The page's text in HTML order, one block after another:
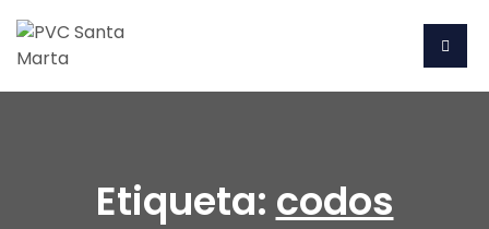
Etiqueta: codos